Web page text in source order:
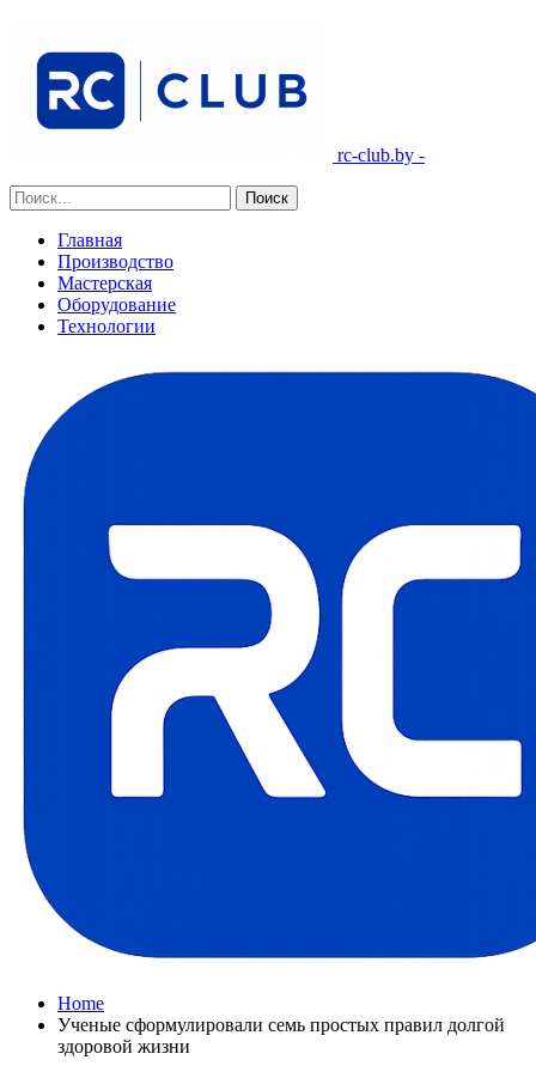
rc-club.by -
Главная
Производство
Мастерская
Оборудование
Технологии
Home
Ученые сформулировали семь простых правил долгой
здоровой жизни